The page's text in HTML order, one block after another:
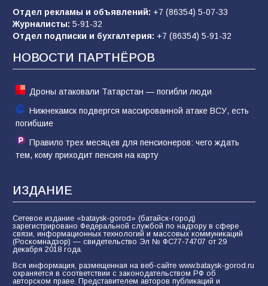
64 04.08.2026
Отдел рекламы и объявлений: +7 (86354) 5-07-33
Журналисты: 5-91-32
Отдел подписки и бухгалтерия: +7 (86354) 5-91-32
НОВОСТИ ПАРТНЁРОВ
Дроны атаковали Татарстан — погибли люди
Нижнекамск подвергся массированной атаке ВСУ, есть
погибшие
Правило трех месяцев для пенсионеров: чего ждать
тем, кому приходит пенсия на карту
ИЗДАНИЕ
Сетевое издание «bataysk-gorod» (батайск-город)
зарегистрировано Федеральной службой по надзору в сфере
связи, информационных технологий и массовых коммуникаций
(Роскомнадзор) — свидетельство Эл № ФС77-74707 от 29
декабря 2018 года.
Вся информация, размещенная на веб-сайте www.bataysk-gorod.ru
охраняется в соответствии с законодательством РФ об
авторском праве. Представителем авторов публикаций и